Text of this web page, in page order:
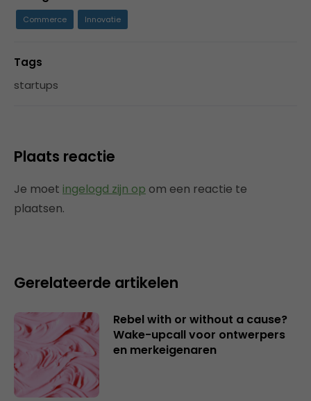
Commerce Innovatie
Tags
startups
Plaats reactie
Je moet ingelogd zijn op om een reactie te
plaatsen.
Gerelateerde artikelen
Rebel with or without a cause?
Wake-upcall voor ontwerpers
en merkeigenaren